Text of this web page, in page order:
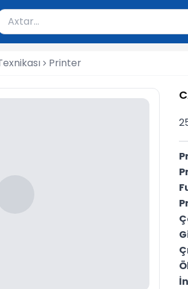
axtar
üçün ən azı 2 simvol yazın.
Printer